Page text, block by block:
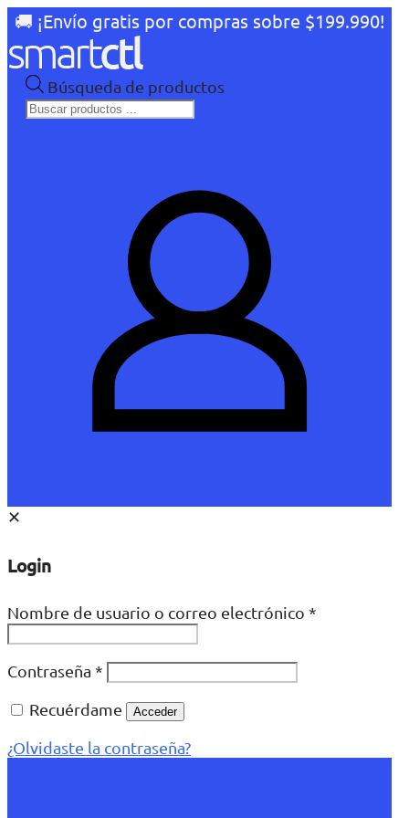
🚚 ¡Envío gratis por compras sobre $199.990!
Búsqueda de productos
✕
Login
Nombre de usuario o correo electrónico *
Contraseña *
Recuérdame
Acceder
¿Olvidaste la contraseña?